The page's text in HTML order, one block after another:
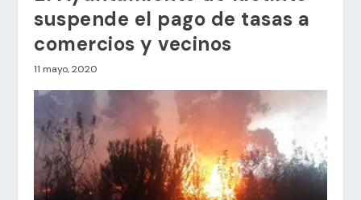
suspende el pago de tasas a
comercios y vecinos
11 mayo, 2020